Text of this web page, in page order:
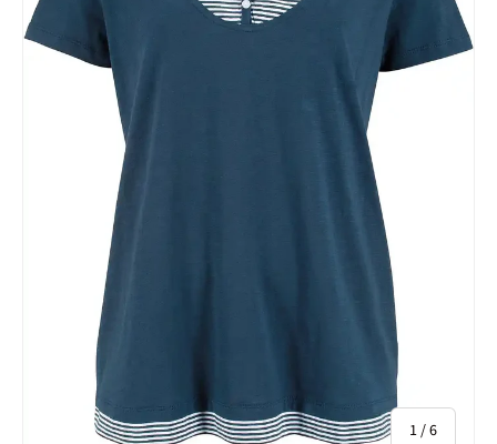
1/od
6